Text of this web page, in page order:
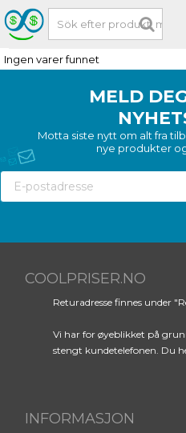
Ingen varer funnet
MELD
Motta siste nytt om alt fra
nye produkter
COOLPRISER.NO
Returadresse finnes under
Vi har for øyeblikket på
stengt kundetelefonen. Du
INFORMASJON